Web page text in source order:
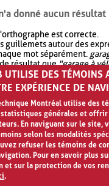
donné aucun résultat
est correcte.
guillemets autour des
mot séparément.
résultat que"garage à
votre recherche avec
plus de résultat que
UTILISE DES TÉMOINS
EXPÉRIENCE DE
Montréal utilise des
générales et
En naviguant sur le site,
selon les modalités
refuser les témoins de
Pour en savoir plus
et sur la protection de vos
.